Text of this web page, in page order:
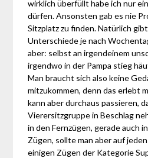
wirklich überfüllt habe ich nur
dürfen. Ansonsten gab es nie
Sitzplatz zu finden. Natürlich
Unterschiede je nach
aber: selbst an irgendeinem
irgendwo in der Pampa stieg
Man braucht sich also keine
mitzukommen, denn das erlebt
kann aber durchaus passieren,
Vierersitzgruppe in Beschlag
in den Fernzügen, gerade auch
Zügen, sollte man aber auf
einigen Zügen der Kategorie